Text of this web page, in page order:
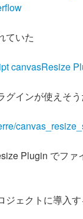
ていた
canvasResize
グインが使えそ
Plugin でファ
ジェクトに導入